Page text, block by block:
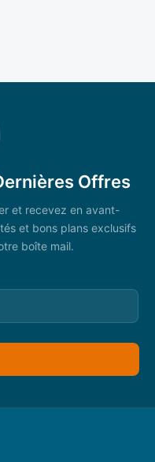
Offres
et recevez en avant-
et bons plans exclusifs
boîte mail.